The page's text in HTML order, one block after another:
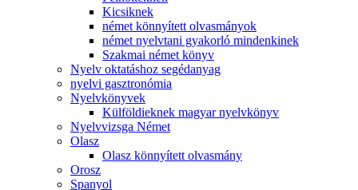
Kicsiknek
német könnyített olvasmányok
német nyelvtani gyakorló mindenkinek
Szakmai német könyv
Nyelv oktatáshoz segédanyag
nyelvi gasztronómia
Nyelvkönyvek
Külföldieknek magyar nyelvkönyv
Nyelvvizsga Német
Olasz
Olasz könnyített olvasmány
Orosz
Spanyol